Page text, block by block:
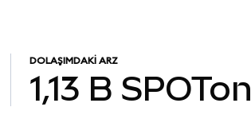
DOLAŞIMDAKI ARZ
1,13 B SPOTon